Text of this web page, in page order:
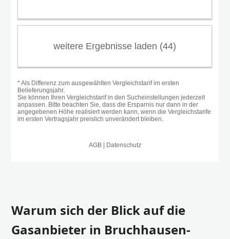
Warum sich der Blick auf die
Gasanbieter in Bruchhausen-